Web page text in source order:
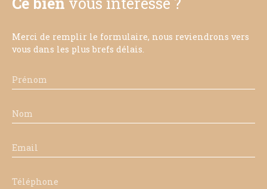
Merci de remplir le formulaire, nous reviendrons vers
vous dans les plus brefs délais.
Prénom
Nom
Email
Téléphone